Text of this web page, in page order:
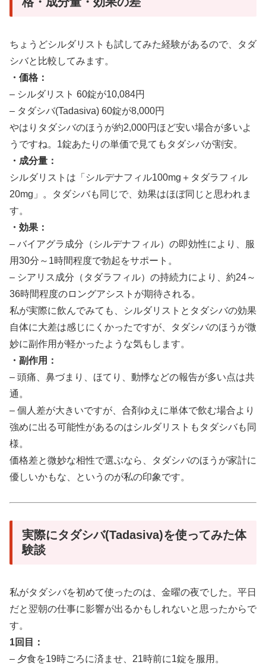
ちょうどシルダリストも試してみた経験があるので、タダ
シバと比較してみます。
・価格：
– シルダリスト 60錠が10,084円
– タダシバ(Tadasiva) 60錠が8,000円
やはりタダシバのほうが約2,000円ほど安い場合が多いよ
うですね。1錠あたりの単価で見てもタダシバが割安。
・成分量：
シルダリストは「シルデナフィル100mg＋タダラフィル
20mg」。タダシバも同じで、効果はほぼ同じと思われま
す。
・効果：
– バイアグラ成分（シルデナフィル）の即効性により、服
用30分～1時間程度で勃起をサポート。
– シアリス成分（タダラフィル）の持続力により、約24～
36時間程度のロングアシストが期待される。
私が実際に飲んでみても、シルダリストとタダシバの効果
自体に大差は感じにくかったですが、タダシバのほうが微
妙に副作用が軽かったような気もします。
・副作用：
– 頭痛、鼻づまり、ほてり、動悸などの報告が多い点は共
通。
– 個人差が大きいですが、合剤ゆえに単体で飲む場合より
強めに出る可能性があるのはシルダリストもタダシバも同
様。
価格差と微妙な相性で選ぶなら、タダシバのほうが家計に
優しいかもな、というのが私の印象です。
実際にタダシバ(Tadasiva)を使ってみた体
験談
私がタダシバを初めて使ったのは、金曜の夜でした。平日
だと翌朝の仕事に影響が出るかもしれないと思ったからで
す。
1回目：
– 夕食を19時ごろに済ませ、21時前に1錠を服用。